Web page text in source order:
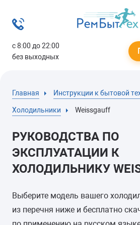
с 8:00 до 22:00
без выходных
Главная Инструкции к бытовой
Холодильники Weissgauff
РУКОВОДСТВА ПО
ЭКСПЛУАТАЦИИ К
ХОЛОДИЛЬНИКУ
Выберите модель вашего
из перечня ниже и бесплатно